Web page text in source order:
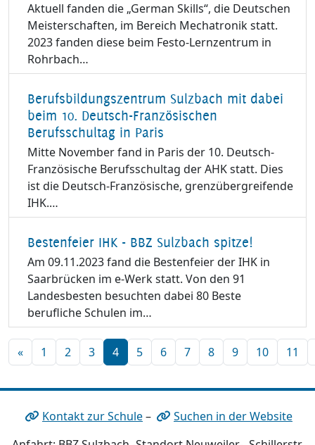
Aktuell fanden die „German Skills“, die Deutschen
Meisterschaften, im Bereich Mechatronik statt.
2023 fanden diese beim Festo-Lernzentrum in
Rohrbach…
Berufsbildungszentrum Sulzbach mit dabei
beim 10. Deutsch-Französischen
Berufsschultag in Paris
Mitte November fand in Paris der 10. Deutsch-
Französische Berufsschultag der AHK statt. Dies
ist die Deutsch-Französische, grenzübergreifende
IHK.…
Bestenfeier IHK - BBZ Sulzbach spitze!
Am 09.11.2023 fand die Bestenfeier der IHK in
Saarbrücken im e-Werk statt. Von den 91
Landesbesten besuchten dabei 80 Beste
berufliche Schulen im…
« 1 2 3 4 5 6 7 8 9 10 11
Kontakt zur Schule–
Suchen in der Website